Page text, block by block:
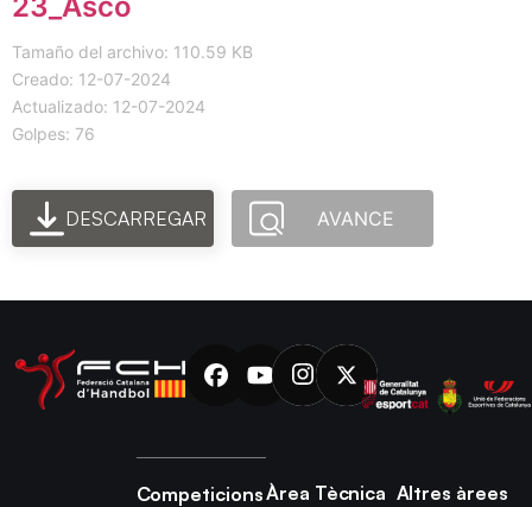
Tamaño del archivo: 110.59 KB
Creado: 12-07-2024
Actualizado: 12-07-2024
Golpes: 76
DESCARREGAR AVANCE
CompeticionsÀrea Tècnica Altres àrees